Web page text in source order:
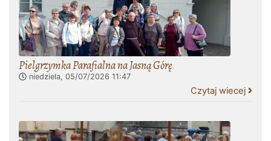
Pielgrzymka Parafialna na Jasną Górę
niedziela, 05/07/2026 11:47
Czytaj wiecej